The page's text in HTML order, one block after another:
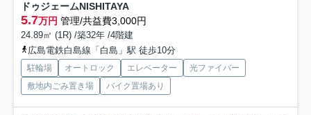
ドゥジェームNISHITAYA
5.7万円 管理/共益費3,000円
24.89㎡ (1R) /築32年 /4階建
広島電鉄白島線「白島」駅 徒歩10分
駐輪場 オートロック エレベーター
光ファイバー
敷地内ごみ置き場
バイク置場あり